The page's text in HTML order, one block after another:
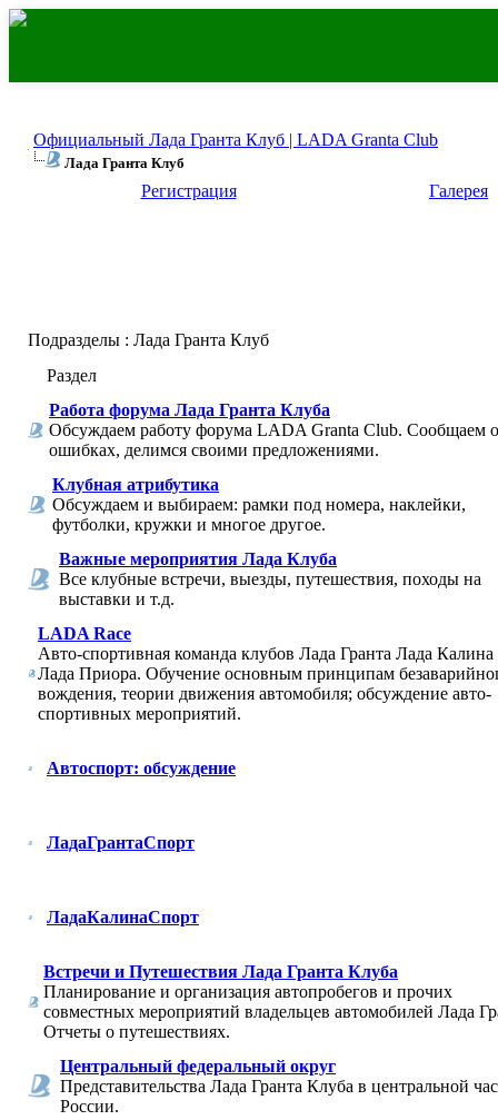
Официальный Лада Гранта Клуб | LADA Granta Club
Лада Гранта Клуб
Регистрация Галерея
Подразделы : Лада Гранта Клуб
Раздел
Работа форума Лада Гранта Клуба
Обсуждаем работу форума LADA Granta Club. Сообщаем
ошибках, делимся своими предложениями.
Клубная атрибутика
Обсуждаем и выбираем: рамки под номера, наклейки,
футболки, кружки и многое другое.
Важные мероприятия Лада Клуба
Все клубные встречи, выезды, путешествия, походы на
выставки и т.д.
LADA Race
Авто-спортивная команда клубов Лада Гранта Лада Калина
Лада Приора. Обучение основным принципам
вождения, теории движения автомобиля; обсуждение авто-
спортивных мероприятий.
Автоспорт: обсуждение
ЛадаГрантаСпорт
ЛадаКалинаСпорт
Встречи и Путешествия Лада Гранта Клуба
Планирование и организация автопробегов и прочих
совместных мероприятий владельцев автомобилей Лада
Отчеты о путешествиях.
Центральный федеральный округ
Представительства Лада Гранта Клуба в центральной
России.